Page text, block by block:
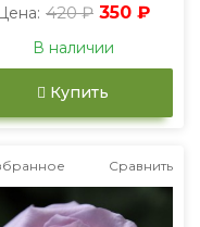
420 ₽ 350 ₽
В наличии
Купить
Сравнить